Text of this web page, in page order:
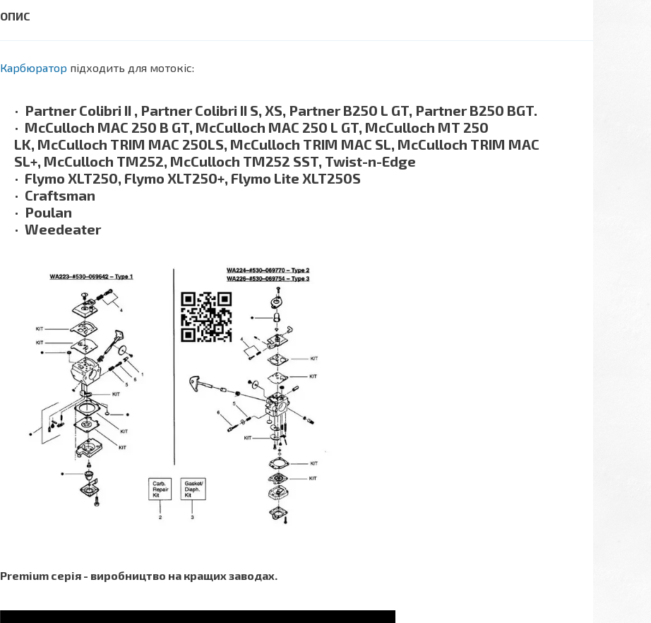
Карбюратор підходить для мотокіс:
Partner Colibri II , Partner Colibri II S, XS, Partner B250 L GT, Partner B250 BGT.
McCulloch MAC 250 B GT, McCulloch MAC 250 L GT, McCulloch MT 250
LK, McCulloch TRIM MAC 250LS, McCulloch TRIM MAC SL, McCulloch TRIM MAC
SL+, McCulloch TM252, McCulloch TM252 SST, Twist-n-Edge
Flymo XLT250, Flymo XLT250+, Flymo Lite XLT250S
Craftsman
Poulan
Weedeater
Premium серія - виробництво на кращих заводах.